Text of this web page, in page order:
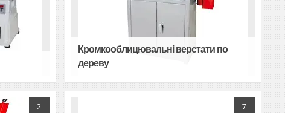
Кромкооблицювальні верстати по
дереву
2 7